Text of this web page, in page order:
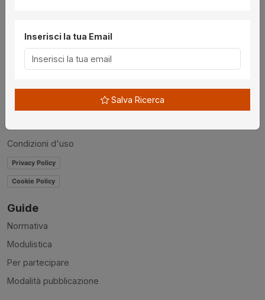
Utilità
Chi siamo
Disclaimer
News
Condizioni d'uso
Privacy Policy
Cookie Policy
Guide
Normativa
Modulistica
Per partecipare
Modalità pubblicazione
Inserisci la tua Email
Salva Ricerca